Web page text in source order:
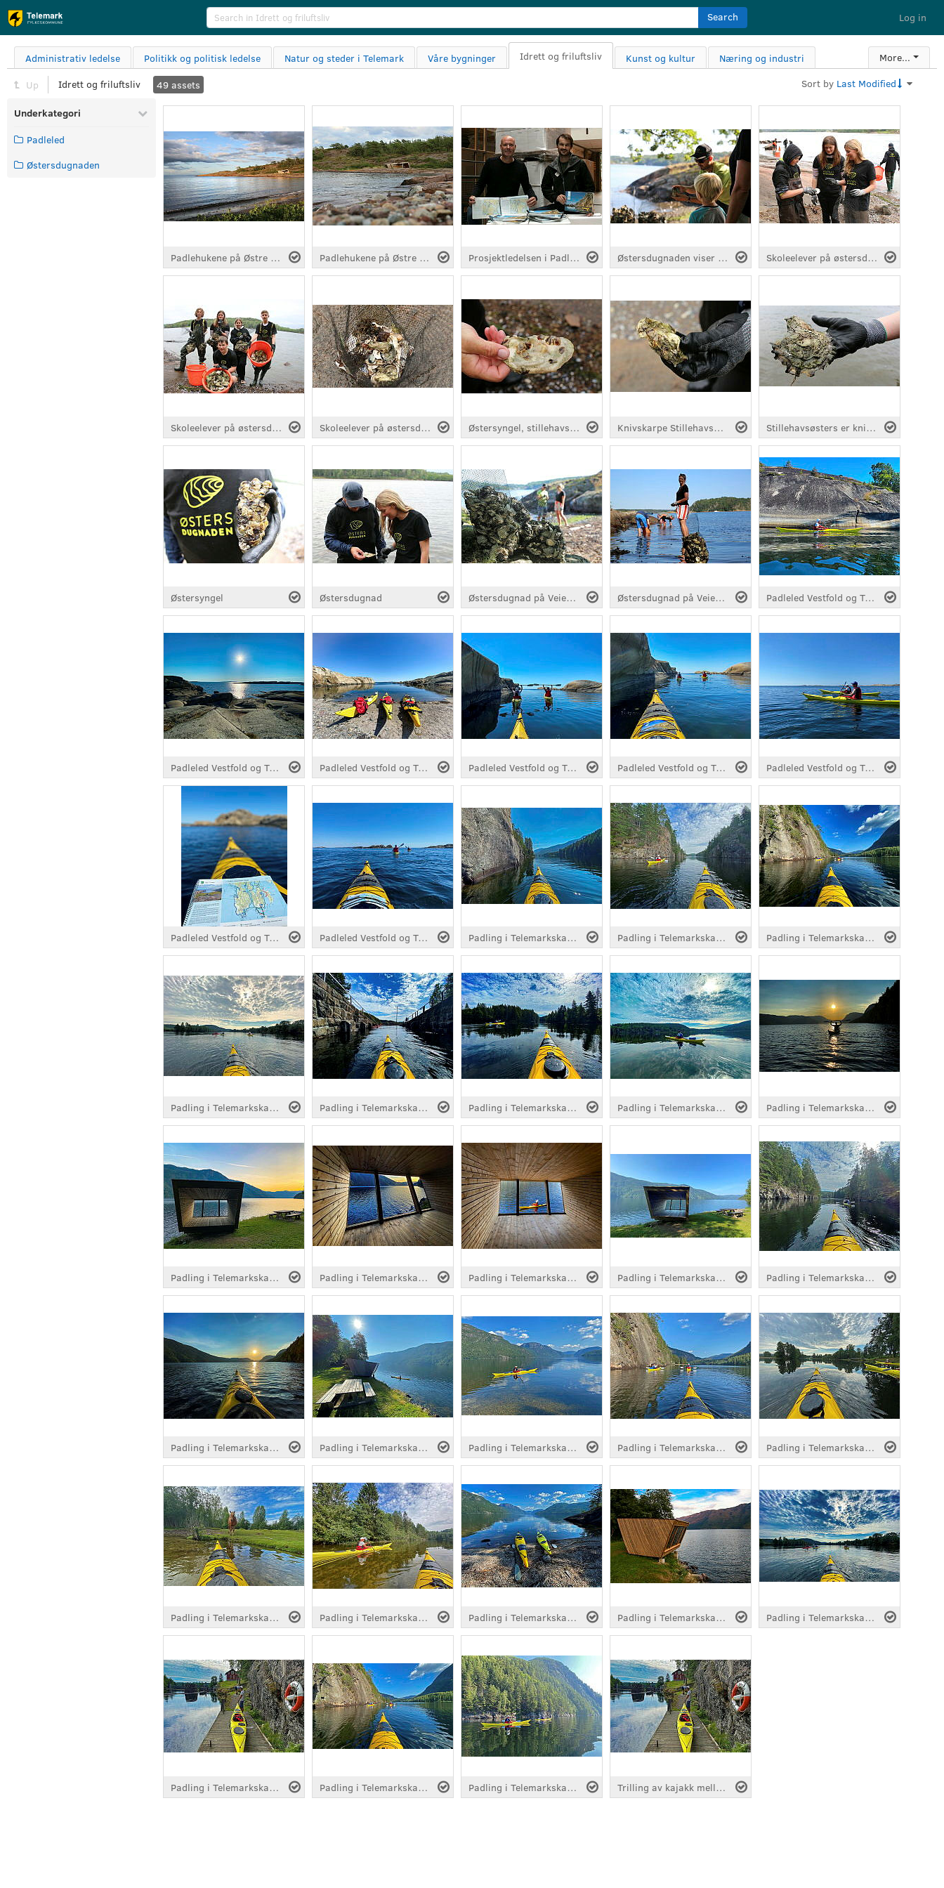
Search Log in
Administrativ ledelse Politikk og politisk ledelse Natur og steder i Telemark Våre bygninger Idrett og friluftsliv Kunst og kultur Næring og industri More...
Up Idrett og friluftsliv 49 assets Sort by Last Modified
Underkategori
Padleled
Østersdugnaden
Padlehukene på Østre Bolærne Padlehukene på Østre Bolærne Prosjektledelsen i Padleled Vestfold og Telemark Østersdugnaden viser frem skjell Skoleelever på østersdugnad på Hellastranda 2019
Skoleelever på østersdugnad på Hellastranda 2019 Skoleelever på østersdugnad på Hellastranda 2019 Østersyngel, stillehavsøsters sprer seg hurtig Knivskarpe Stillehavsøsters Stillehavsøsters er knivskarpe
Østersyngel Østersdugnad Østersdugnad på Veierland Østersdugnad på Veierland Padleled Vestfold og Telemark, fra Hvasser
Padleled Vestfold og Telemark, fra Hvasser Padleled Vestfold og Telemark, fra Hvasser Padleled Vestfold og Telemark, fra Hvasser Padleled Vestfold og Telemark, fra Hvasser Padleled Vestfold og Telemark, fra Hvasser
Padleled Vestfold og Telemark, fra Hvasser Padleled Vestfold og Telemark, fra Hvasser Padling i Telemarkskanalen Padling i Telemarkskanalen Padling i Telemarkskanalen
Padling i Telemarkskanalen Padling i Telemarkskanalen Padling i Telemarkskanalen Padling i Telemarkskanalen Padling i Telemarkskanalen
Padling i Telemarkskanalen Padling i Telemarkskanalen Padling i Telemarkskanalen Padling i Telemarkskanalen Padling i Telemarkskanalen
Padling i Telemarkskanalen Padling i Telemarkskanalen Padling i Telemarkskanalen Padling i Telemarkskanalen Padling i Telemarkskanalen
Padling i Telemarkskanalen Padling i Telemarkskanalen Padling i Telemarkskanalen Padling i Telemarkskanalen Padling i Telemarkskanalen
Padling i Telemarkskanalen Padling i Telemarkskanalen Padling i Telemarkskanalen Trilling av kajakk mellom sluser i Telemarkskanalen